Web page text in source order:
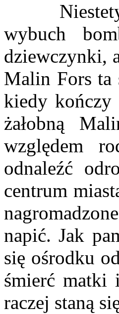
Niestety
wybuch
dziewczynki,
Malin Fors ta
kiedy kończy
żałobną
względem
odnaleźć
centrum
napić. Jak
się ośrodku
śmierć matki
raczej staną